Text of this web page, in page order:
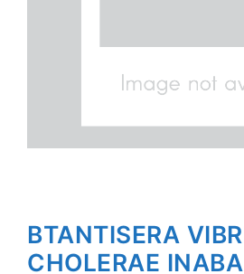
BTANTISERA
CHOLERAE